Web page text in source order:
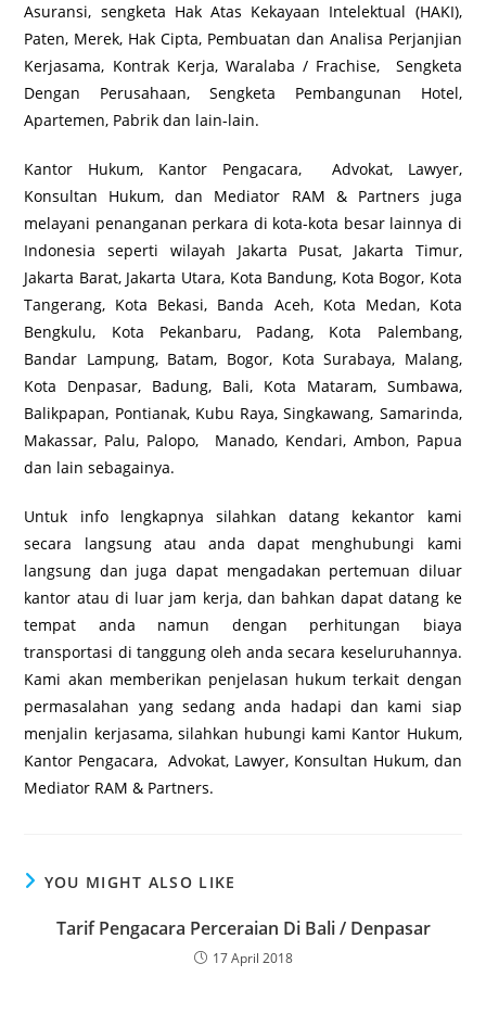
Asuransi, sengketa Hak Atas Kekayaan Intelektual (HAKI),
Paten, Merek, Hak Cipta, Pembuatan dan Analisa Perjanjian
Kerjasama, Kontrak Kerja, Waralaba / Frachise, Sengketa
Dengan Perusahaan, Sengketa Pembangunan Hotel,
Apartemen, Pabrik dan lain-lain.
Kantor Hukum, Kantor Pengacara, Advokat, Lawyer,
Konsultan Hukum, dan Mediator RAM & Partners juga
melayani penanganan perkara di kota-kota besar lainnya di
Indonesia seperti wilayah Jakarta Pusat, Jakarta Timur,
Jakarta Barat, Jakarta Utara, Kota Bandung, Kota Bogor, Kota
Tangerang, Kota Bekasi, Banda Aceh, Kota Medan, Kota
Bengkulu, Kota Pekanbaru, Padang, Kota Palembang,
Bandar Lampung, Batam, Bogor, Kota Surabaya, Malang,
Kota Denpasar, Badung, Bali, Kota Mataram, Sumbawa,
Balikpapan, Pontianak, Kubu Raya, Singkawang, Samarinda,
Makassar, Palu, Palopo, Manado, Kendari, Ambon, Papua
dan lain sebagainya.
Untuk info lengkapnya silahkan datang kekantor kami
secara langsung atau anda dapat menghubungi kami
langsung dan juga dapat mengadakan pertemuan diluar
kantor atau di luar jam kerja, dan bahkan dapat datang ke
tempat anda namun dengan perhitungan biaya
transportasi di tanggung oleh anda secara keseluruhannya.
Kami akan memberikan penjelasan hukum terkait dengan
permasalahan yang sedang anda hadapi dan kami siap
menjalin kerjasama, silahkan hubungi kami Kantor Hukum,
Kantor Pengacara, Advokat, Lawyer, Konsultan Hukum, dan
Mediator RAM & Partners.
YOU MIGHT ALSO LIKE
Tarif Pengacara Perceraian Di Bali / Denpasar
17 April 2018